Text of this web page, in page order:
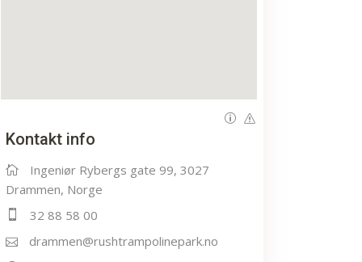
Kontakt info
Ingeniør Rybergs gate 99, 3027
Drammen, Norge
32 88 58 00
drammen@rushtrampolinepark.no